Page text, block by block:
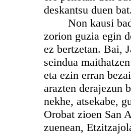
deskantsu duen
Non kausi bada
zorion guzia egin
ez bertzetan. Bai,
seindua
eta ezin erran
arazten derajezun
nekhe, atsekabe,
Orobat zioen San
zuenean,